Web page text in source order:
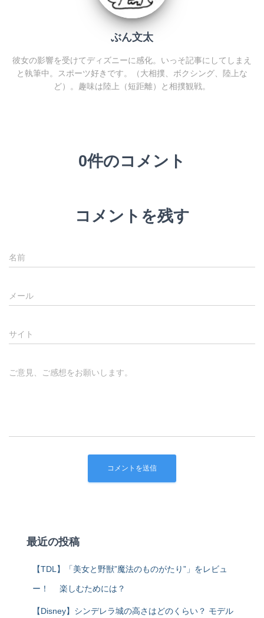
ぶん文太
彼女の影響を受けてディズニーに感化。いっそ記事にしてしまえ
と執筆中。スポーツ好きです。（大相撲、ボクシング、陸上な
ど）。趣味は陸上（短距離）と相撲観戦。
0件のコメント
コメントを残す
名前
メール
サイト
ご意見、ご感想をお願いします。
最近の投稿
【TDL】「美女と野獣”魔法のものがたり”」をレビュ
ー！ 楽しむためには？
【Disney】シンデレラ城の高さはどのくらい？ モデル